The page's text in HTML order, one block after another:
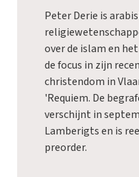
Peter Derie is
over de islam en
de focus in zijn
christendom in
'Requiem. De
verschijnt in
Lamberigts en is
preorder.